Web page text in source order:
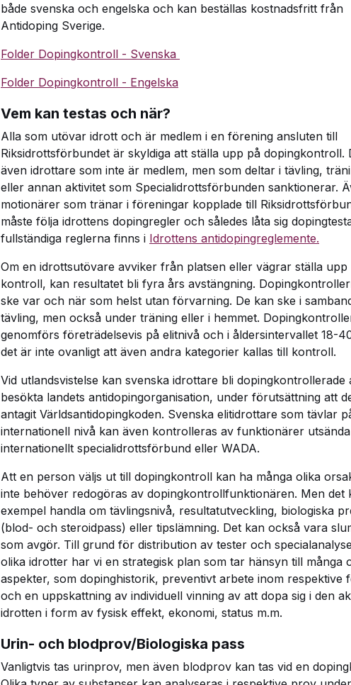
både svenska och engelska och kan beställas kostnadsfritt från
Antidoping Sverige.
Folder Dopingkontroll - Svenska
Folder Dopingkontroll - Engelska
Vem kan testas och när?
Alla som utövar idrott och är medlem i en förening ansluten till
Riksidrottsförbundet är skyldiga att ställa upp på dopingkontroll.
även idrottare som inte är medlem, men som deltar i tävling,
eller annan aktivitet som Specialidrottsförbunden sanktionerar.
motionärer som tränar i föreningar kopplade till
måste följa idrottens dopingregler och således låta sig
fullständiga reglerna finns i Idrottens antidopingreglemente.
Om en idrottsutövare avviker från platsen eller vägrar ställa upp
kontroll, kan resultatet bli fyra års avstängning.
ske var och när som helst utan förvarning. De kan ske i
tävling, men också under träning eller i hemmet.
genomförs företrädelsevis på elitnivå och i åldersintervallet 18-
det är inte ovanligt att även andra kategorier kallas till kontroll.
Vid utlandsvistelse kan svenska idrottare bli dopingkontrollerade
besökta landets antidopingorganisation, under förutsättning att
antagit Världsantidopingkoden. Svenska elitidrottare som tävlar
internationell nivå kan även kontrolleras av funktionärer
internationellt specialidrottsförbund eller WADA.
Att en person väljs ut till dopingkontroll kan ha många olika
inte behöver redogöras av dopingkontrollfunktionären. Men det
exempel handla om tävlingsnivå, resultatutveckling, biologiska
(blod- och steroidpass) eller tipslämning. Det kan också vara
som avgör. Till grund för distribution av tester och
olika idrotter har vi en strategisk plan som tar hänsyn till många
aspekter, som dopinghistorik, preventivt arbete inom respektive
och en uppskattning av individuell vinning av att dopa sig i den
idrotten i form av fysisk effekt, ekonomi, status m.m.
Urin- och blodprov/Biologiska pass
Vanligtvis tas urinprov, men även blodprov kan tas vid en